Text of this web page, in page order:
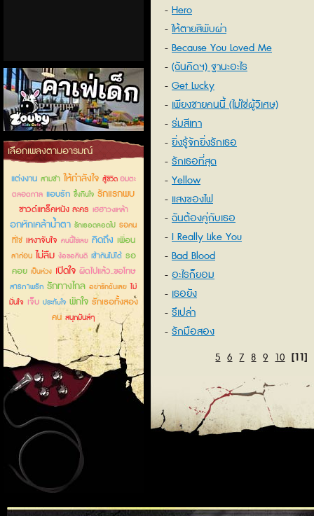
คาเฟ่เด็กลำลูกกา
เลือกเพลงตามอารมณ์
แต่งงาน สามช่า ให้กำลังใจ สู้ชีวิตอมตะ
ตลอดกาล แอบรัก ซึ้งกินใจ รักแรกพบ
ซาวด์แทร็คหนัง ละคร เฮฮาวงเหล้า
อกหักเคล้าน้ำตา รักเธอตลอดไป รอคน
ที่ใช่ เหงาจับใจ คนนี้ใช่เลย คิดถึง เพื่อน
ลาก่อน ไม่ลืม ง้อขอคืนดี เข้ากันไม่ได้ รอ
คอย เป็นห่วง เปิดใจ ผิดไปแล้ว..ขอโทษ
สารภาพรัก รักทางไกล อย่ารักฉันเลย ไม่
มั่นใจ เจ็บ ประทับใจ พักใจ รักเธอทั้งสอง
คน สนุกมันส์ๆ
Hero
ให้ตายสิพับผ่า
Because You Loved Me
(ฉันคิดฯ) ฐานะอะไร
Get Lucky
เพียงชายคนนี้ (ไม่ใช่ผู้วิเศษ)
ร่มสีเทา
ยิ่งรู้จักยิ่งรักเธอ
รักเธอที่สุด
Yellow
แสงของไฟ
ฉันต้องคู่กับเธอ
I Really Like You
Bad Blood
อะไรก็ยอม
เธอยัง
รึเปล่า
รักมือสอง
5 6 7 8 9 10 [11]